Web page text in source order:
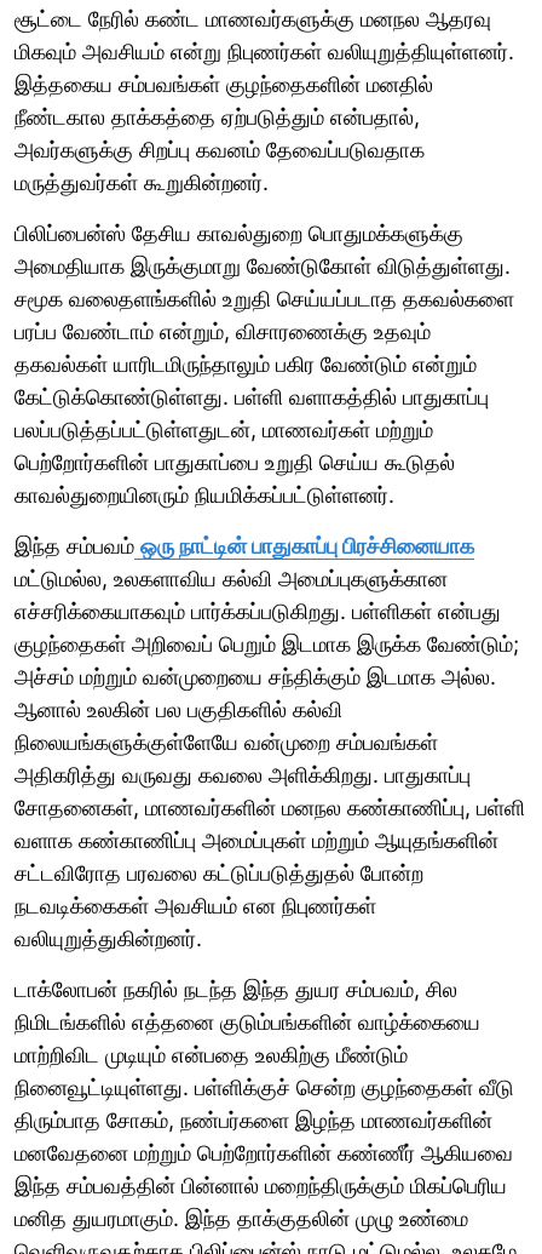
சூட்டை நேரில் கண்ட மாணவர்களுக்கு மனநல ஆதரவு
மிகவும் அவசியம் என்று நிபுணர்கள் வலியுறுத்தியுள்ளனர்.
இத்தகைய சம்பவங்கள் குழந்தைகளின் மனதில்
நீண்டகால தாக்கத்தை ஏற்படுத்தும் என்பதால்,
அவர்களுக்கு சிறப்பு கவனம் தேவைப்படுவதாக
மருத்துவர்கள் கூறுகின்றனர்.
பிலிப்பைன்ஸ் தேசிய காவல்துறை பொதுமக்களுக்கு
அமைதியாக இருக்குமாறு வேண்டுகோள் விடுத்துள்ளது.
சமூக வலைதளங்களில் உறுதி செய்யப்படாத தகவல்களை
பரப்ப வேண்டாம் என்றும், விசாரணைக்கு உதவும்
தகவல்கள் யாரிடமிருந்தாலும் பகிர வேண்டும் என்றும்
கேட்டுக்கொண்டுள்ளது. பள்ளி வளாகத்தில் பாதுகாப்பு
பலப்படுத்தப்பட்டுள்ளதுடன், மாணவர்கள் மற்றும்
பெற்றோர்களின் பாதுகாப்பை உறுதி செய்ய கூடுதல்
காவல்துறையினரும் நியமிக்கப்பட்டுள்ளனர்.
இந்த சம்பவம் ஒரு நாட்டின் பாதுகாப்பு பிரச்சினையாக
மட்டுமல்ல, உலகளாவிய கல்வி அமைப்புகளுக்கான
எச்சரிக்கையாகவும் பார்க்கப்படுகிறது. பள்ளிகள் என்பது
குழந்தைகள் அறிவைப் பெறும் இடமாக இருக்க வேண்டும்;
அச்சம் மற்றும் வன்முறையை சந்திக்கும் இடமாக அல்ல.
ஆனால் உலகின் பல பகுதிகளில் கல்வி
நிலையங்களுக்குள்ளேயே வன்முறை சம்பவங்கள்
அதிகரித்து வருவது கவலை அளிக்கிறது. பாதுகாப்பு
சோதனைகள், மாணவர்களின் மனநல கண்காணிப்பு, பள்ளி
வளாக கண்காணிப்பு அமைப்புகள் மற்றும் ஆயுதங்களின்
சட்டவிரோத பரவலை கட்டுப்படுத்துதல் போன்ற
நடவடிக்கைகள் அவசியம் என நிபுணர்கள்
வலியுறுத்துகின்றனர்.
டாக்லோபன் நகரில் நடந்த இந்த துயர சம்பவம், சில
நிமிடங்களில் எத்தனை குடும்பங்களின் வாழ்க்கையை
மாற்றிவிட முடியும் என்பதை உலகிற்கு மீண்டும்
நினைவூட்டியுள்ளது. பள்ளிக்குச் சென்ற குழந்தைகள் வீடு
திரும்பாத சோகம், நண்பர்களை இழந்த மாணவர்களின்
மனவேதனை மற்றும் பெற்றோர்களின் கண்ணீர் ஆகியவை
இந்த சம்பவத்தின் பின்னால் மறைந்திருக்கும் மிகப்பெரிய
மனித துயரமாகும். இந்த தாக்குதலின் முழு உண்மை